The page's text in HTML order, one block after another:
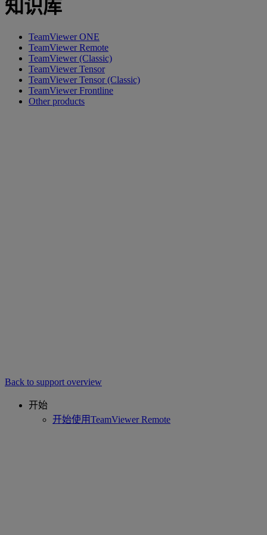
知识库
TeamViewer ONE
TeamViewer Remote
TeamViewer (Classic)
TeamViewer Tensor
TeamViewer Tensor (Classic)
TeamViewer Frontline
Other products
Back to support overview
开始
开始使用TeamViewer Remote